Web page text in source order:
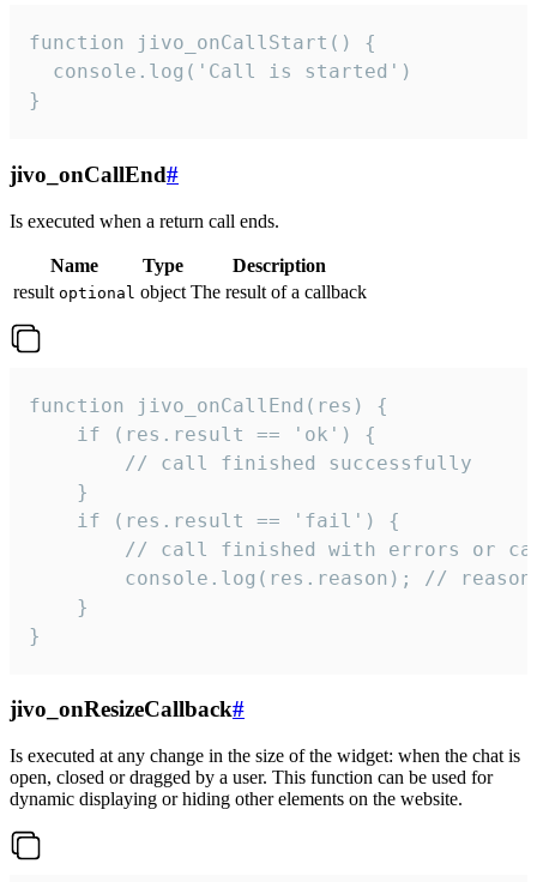
function jivo_onCallStart() {
  console.log('Call is started')
}
jivo_onCallEnd#
Is executed when a return call ends.
Name Type
Description
result optional object The result of a callback
function jivo_onCallEnd(res) {
    if (res.result == 'ok') {
        // call finished successfully
    }
    if (res.result == 'fail') {
// call finished with errors or
console.log(res.reason); //
    }
}
jivo_onResizeCallback#
Is executed at any change in the size of the widget: when the chat is
open, closed or dragged by a user. This function can be used for
dynamic displaying or hiding other elements on the website.